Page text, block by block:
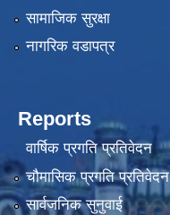
सामाजिक सुरक्षा
नागरिक वडापत्र
Reports
वार्षिक प्रगति प्रतिवेदन
चौमासिक प्रगति प्रतिवेदन
सार्वजनिक सुनुवाई